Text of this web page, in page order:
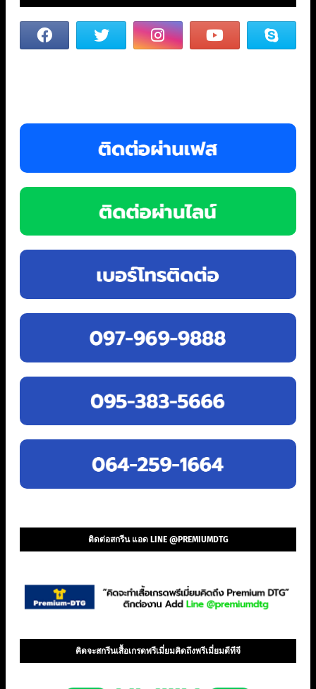
ติดต่อสกรีน แอด LINE @PREMIUMDTG
คิดจะสกรีนเสื้อเกรดพรีเมี่ยมคิดถึงพรีเมี่ยมดีทีจี